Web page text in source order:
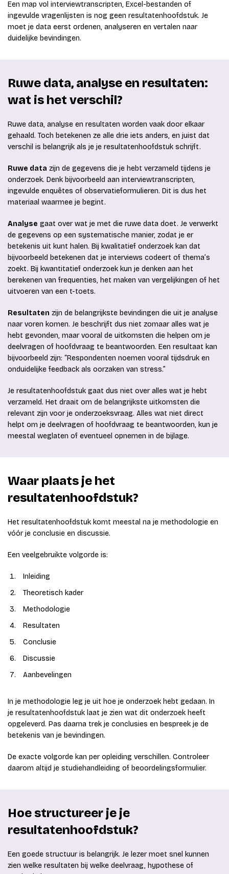
Een map vol interviewtranscripten, Excel-bestanden of
ingevulde vragenlijsten is nog geen resultatenhoofdstuk. Je
moet je data eerst ordenen, analyseren en vertalen naar
duidelijke bevindingen.
Ruwe data, analyse en resultaten:
wat is het verschil?
Ruwe data, analyse en resultaten worden vaak door elkaar
gehaald. Toch betekenen ze alle drie iets anders, en juist dat
verschil is belangrijk als je je resultatenhoofdstuk schrijft.
Ruwe data zijn de gegevens die je hebt verzameld tijdens je
onderzoek. Denk bijvoorbeeld aan interviewtranscripten,
ingevulde enquêtes of observatieformulieren. Dit is dus het
materiaal waarmee je begint.
Analyse gaat over wat je met die ruwe data doet. Je verwerkt
de gegevens op een systematische manier, zodat je er
betekenis uit kunt halen. Bij kwalitatief onderzoek kan dat
bijvoorbeeld betekenen dat je interviews codeert of thema’s
zoekt. Bij kwantitatief onderzoek kun je denken aan het
berekenen van frequenties, het maken van vergelijkingen of het
uitvoeren van een t-toets.
Resultaten zijn de belangrijkste bevindingen die uit je analyse
naar voren komen. Je beschrijft dus niet zomaar alles wat je
hebt gevonden, maar vooral de uitkomsten die helpen om je
deelvragen of hoofdvraag te beantwoorden. Een resultaat kan
bijvoorbeeld zijn: “Respondenten noemen vooral tijdsdruk en
onduidelijke feedback als oorzaken van stress.”
Je resultatenhoofdstuk gaat dus niet over alles wat je hebt
verzameld. Het draait om de belangrijkste uitkomsten die
relevant zijn voor je onderzoeksvraag. Alles wat niet direct
helpt om je deelvragen of hoofdvraag te beantwoorden, kun je
meestal weglaten of eventueel opnemen in de bijlage.
Waar plaats je het
resultatenhoofdstuk?
Het resultatenhoofdstuk komt meestal na je methodologie en
vóór je conclusie en discussie.
Een veelgebruikte volgorde is:
Inleiding
Theoretisch kader
Methodologie
Resultaten
Conclusie
Discussie
Aanbevelingen
In je methodologie leg je uit hoe je onderzoek hebt gedaan. In
je resultatenhoofdstuk laat je zien wat dit onderzoek heeft
opgeleverd. Pas daarna trek je conclusies en bespreek je de
betekenis van je bevindingen.
De exacte volgorde kan per opleiding verschillen. Controleer
daarom altijd je studiehandleiding of beoordelingsformulier.
Hoe structureer je je
resultatenhoofdstuk?
Een goede structuur is belangrijk. Je lezer moet snel kunnen
zien welke resultaten bij welke deelvraag, hypothese of